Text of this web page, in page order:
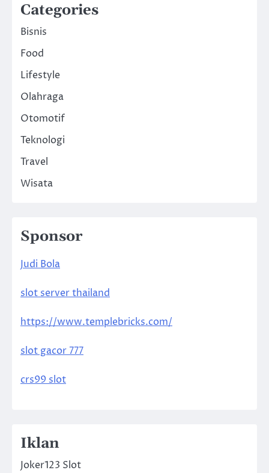
Categories
Bisnis
Food
Lifestyle
Olahraga
Otomotif
Teknologi
Travel
Wisata
Sponsor
Judi Bola
slot server thailand
https://www.templebricks.com/
slot gacor 777
crs99 slot
Iklan
Joker123 Slot